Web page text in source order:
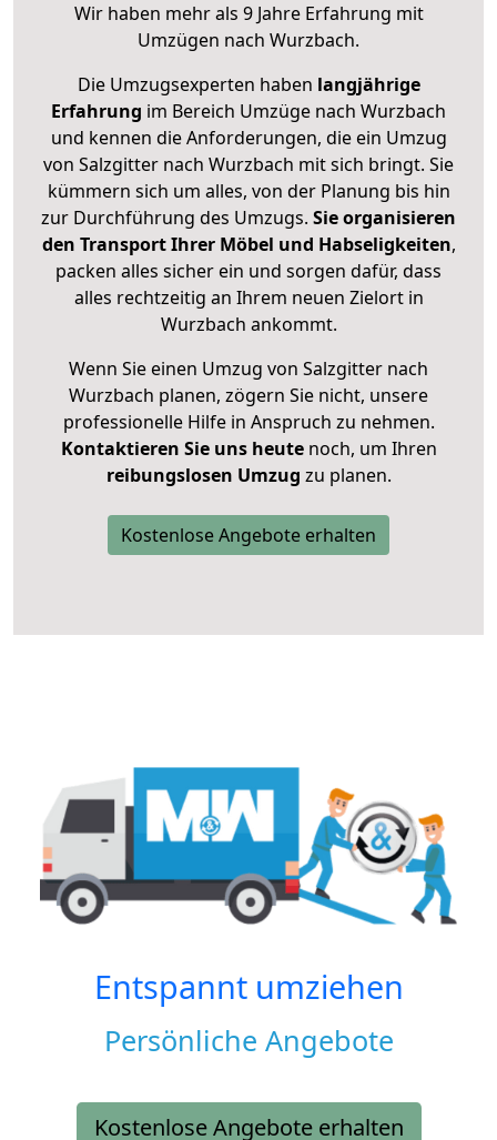
Wir haben mehr als 9 Jahre Erfahrung mit
Umzügen nach Wurzbach.
Die Umzugsexperten haben langjährige
Erfahrung im Bereich Umzüge nach Wurzbach
und kennen die Anforderungen, die ein Umzug
von Salzgitter nach Wurzbach mit sich bringt. Sie
kümmern sich um alles, von der Planung bis hin
zur Durchführung des Umzugs. Sie organisieren
den Transport Ihrer Möbel und Habseligkeiten,
packen alles sicher ein und sorgen dafür, dass
alles rechtzeitig an Ihrem neuen Zielort in
Wurzbach ankommt.
Wenn Sie einen Umzug von Salzgitter nach
Wurzbach planen, zögern Sie nicht, unsere
professionelle Hilfe in Anspruch zu nehmen.
Kontaktieren Sie uns heutenoch, um Ihren
reibungslosen Umzug zu planen.
Kostenlose Angebote erhalten
Entspannt umziehen
Persönliche Angebote
Kostenlose Angebote erhalten